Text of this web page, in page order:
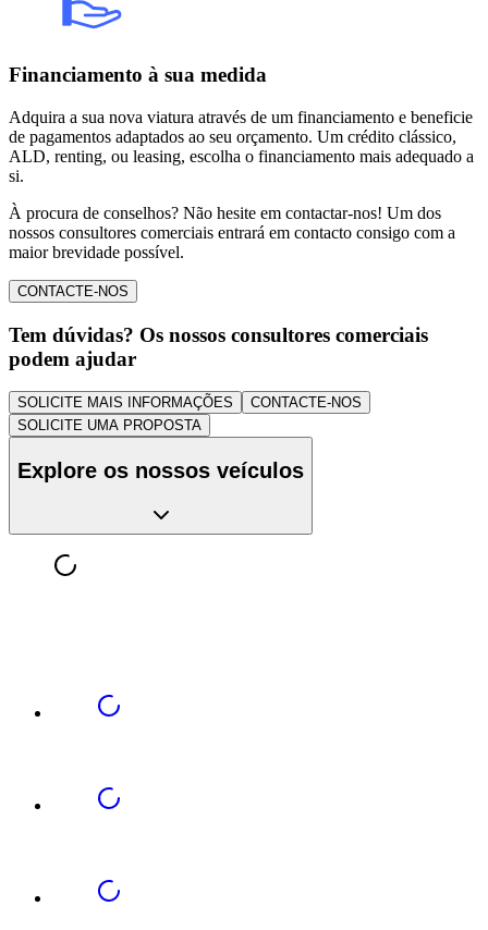
Financiamento à sua medida
Adquira a sua nova viatura através de um financiamento e beneficie
de pagamentos adaptados ao seu orçamento. Um crédito clássico,
ALD, renting, ou leasing, escolha o financiamento mais adequado a
si.
À procura de conselhos? Não hesite em contactar-nos! Um dos
nossos consultores comerciais entrará em contacto consigo com a
maior brevidade possível.
CONTACTE-NOS
Tem dúvidas? Os nossos consultores comerciais
podem ajudar
SOLICITE MAIS INFORMAÇÕES
CONTACTE-NOS
SOLICITE UMA PROPOSTA
Explore os nossos veículos